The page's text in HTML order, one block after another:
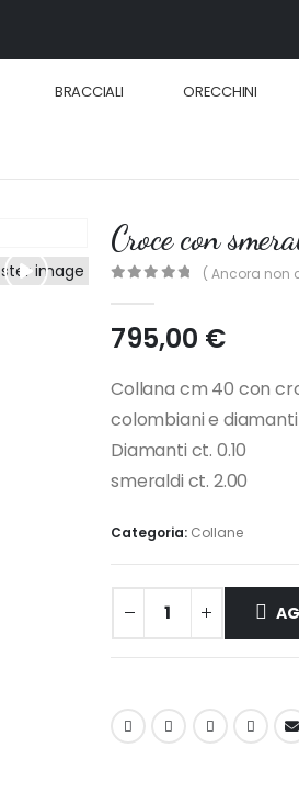
BRACCIALI ORECCHINI
Croce con
( Ancora non
795,00 €
Collana cm 40 con
colombiani e
Diamanti ct. 0.10
smeraldi ct. 2.00
Categoria: Collane